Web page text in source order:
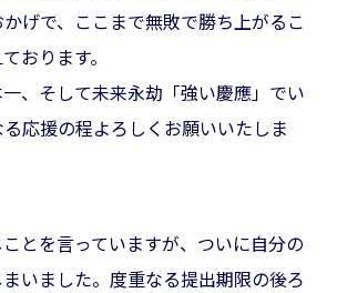
げで、ここまで無敗で勝ち上がるこ
おります。
、そして未来永劫「強い慶應」でい
応援の程よろしくお願いいたしま
とを言っていますが、ついに自分の
いました。度重なる提出期限の後ろ